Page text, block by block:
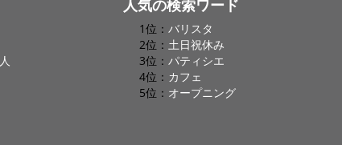
人気の検索ワード
1位： バリスタ
2位： 土日祝休み
3位： パティシエ
4位： カフェ
5位： オープニング